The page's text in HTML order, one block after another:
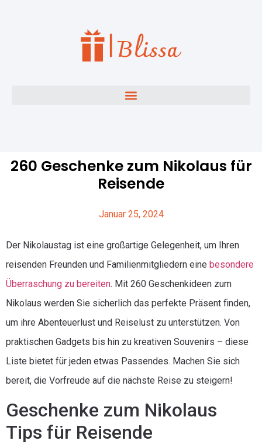
260 Geschenke zum Nikolaus für
Reisende
Januar 25, 2024
Der Nikolaustag ist eine großartige Gelegenheit, um Ihren
reisenden Freunden und Familienmitgliedern eine besondere
Überraschung zu bereiten. Mit 260 Geschenkideen zum
Nikolaus werden Sie sicherlich das perfekte Präsent finden,
um ihre Abenteuerlust und Reiselust zu unterstützen. Von
praktischen Gadgets bis hin zu kreativen Souvenirs – diese
Liste bietet für jeden etwas Passendes. Machen Sie sich
bereit, die Vorfreude auf die nächste Reise zu steigern!
Geschenke zum Nikolaus
Tips für Reisende